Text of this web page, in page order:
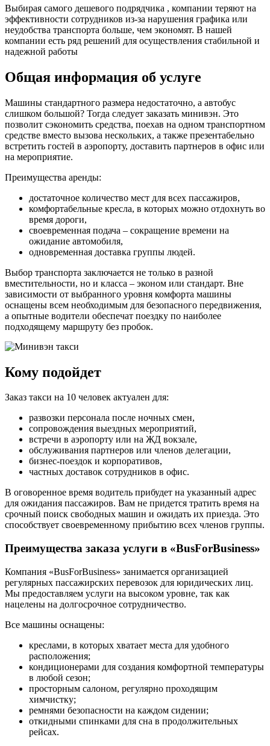
Выбирая самого дешевого подрядчика , компании теряют на
эффективности сотрудников из-за нарушения графика или
неудобства транспорта больше, чем экономят. В нашей
компании есть ряд решений для осуществления стабильной и
надежной работы
Общая информация об услуге
Машины стандартного размера недостаточно, а автобус
слишком большой? Тогда следует заказать минивэн. Это
позволит сэкономить средства, поехав на одном транспортном
средстве вместо вызова нескольких, а также презентабельно
встретить гостей в аэропорту, доставить партнеров в офис или
на мероприятие.
Преимущества аренды:
достаточное количество мест для всех пассажиров,
комфортабельные кресла, в которых можно отдохнуть во
время дороги,
своевременная подача – сокращение времени на
ожидание автомобиля,
одновременная доставка группы людей.
Выбор транспорта заключается не только в разной
вместительности, но и класса – эконом или стандарт. Вне
зависимости от выбранного уровня комфорта машины
оснащены всем необходимым для безопасного передвижения,
а опытные водители обеспечат поездку по наиболее
подходящему маршруту без пробок.
Кому подойдет
Заказ такси на 10 человек актуален для:
развозки персонала после ночных смен,
сопровождения выездных мероприятий,
встречи в аэропорту или на ЖД вокзале,
обслуживания партнеров или членов делегации,
бизнес-поездок и корпоративов,
частных доставок сотрудников в офис.
В оговоренное время водитель прибудет на указанный адрес
для ожидания пассажиров. Вам не придется тратить время на
срочный поиск свободных машин и ожидать их приезда. Это
способствует своевременному прибытию всех членов группы.
Преимущества заказа услуги в «BusForBusiness»
Компания «BusForBusiness» занимается организацией
регулярных пассажирских перевозок для юридических лиц.
Мы предоставляем услуги на высоком уровне, так как
нацелены на долгосрочное сотрудничество.
Все машины оснащены:
креслами, в которых хватает места для удобного
расположения;
кондиционерами для создания комфортной температуры
в любой сезон;
просторным салоном, регулярно проходящим
химчистку;
ремнями безопасности на каждом сидении;
откидными спинками для сна в продолжительных
рейсах.